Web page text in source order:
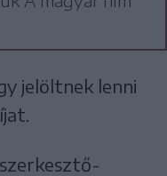
jelöltnek lenni
szerkesztő-